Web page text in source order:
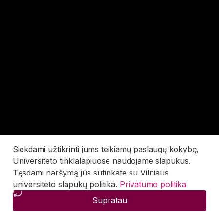
Siekdami užtikrinti jums teikiamų paslaugų kokybę,
Universiteto tinklalapiuose naudojame slapukus.
Tęsdami naršymą jūs sutinkate su Vilniaus
universiteto slapukų politika. Privatumo politika
Supratau